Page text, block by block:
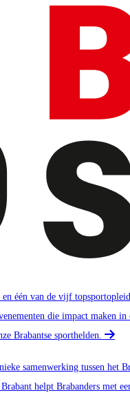
en één van de vijf
die impact maken in
Brabantse sporthelden.
samenwerking tussen het
helpt Brabanders met